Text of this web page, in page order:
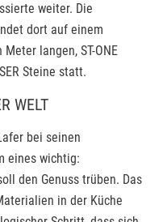
weiter. Die
dort auf einem
langen, ST-ONE
Steine statt.
WELT
bei seinen
eines wichtig:
den Genuss trüben. Das
in der Küche